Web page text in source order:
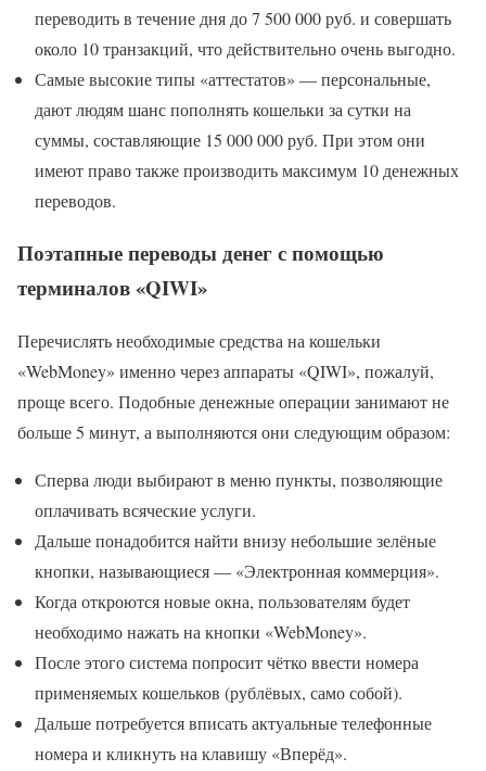
переводить в течение дня до 7 500 000 руб. и совершать
около 10 транзакций, что действительно очень выгодно.
Самые высокие типы «аттестатов» — персональные,
дают людям шанс пополнять кошельки за сутки на
суммы, составляющие 15 000 000 руб. При этом они
имеют право также производить максимум 10 денежных
переводов.
Поэтапные переводы денег с помощью
терминалов «QIWI»
Перечислять необходимые средства на кошельки
«WebMoney» именно через аппараты «QIWI», пожалуй,
проще всего. Подобные денежные операции занимают не
больше 5 минут, а выполняются они следующим образом:
Сперва люди выбирают в меню пункты, позволяющие
оплачивать всяческие услуги.
Дальше понадобится найти внизу небольшие зелёные
кнопки, называющиеся — «Электронная коммерция».
Когда откроются новые окна, пользователям будет
необходимо нажать на кнопки «WebMoney».
После этого система попросит чётко ввести номера
применяемых кошельков (рублёвых, само собой).
Дальше потребуется вписать актуальные телефонные
номера и кликнуть на клавишу «Вперёд».